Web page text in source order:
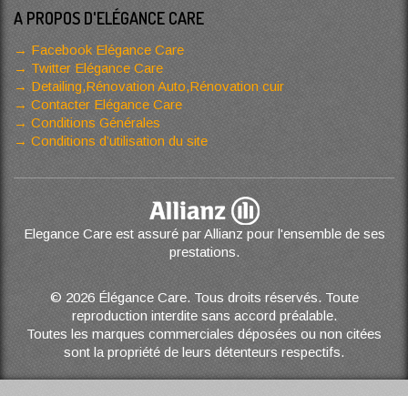
A PROPOS D'ELÉGANCE CARE
Facebook Elégance Care
Twitter Elégance Care
Detailing,Rénovation Auto,Rénovation cuir
Contacter Elégance Care
Conditions Générales
Conditions d’utilisation du site
Elegance Care est assuré par Allianz pour l'ensemble de ses
prestations.
© 2026 Élégance Care. Tous droits réservés. Toute
reproduction interdite sans accord préalable.
Toutes les marques commerciales déposées ou non citées
sont la propriété de leurs détenteurs respectifs.